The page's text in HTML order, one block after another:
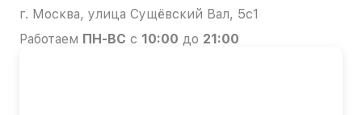
г. Москва, улица Сущёвский Вал, 5с1
Работаем ПН-ВС с 10:00 до 21:00